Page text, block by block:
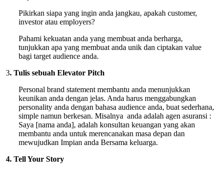
Pikirkan siapa yang ingin anda jangkau, apakah customer,
investor atau employers?
Pahami kekuatan anda yang membuat anda berharga,
tunjukkan apa yang membuat anda unik dan ciptakan value
bagi target audience anda.
3. Tulis sebuah Elevator Pitch
Personal brand statement membantu anda menunjukkan
keunikan anda dengan jelas. Anda harus menggabungkan
personality anda dengan bahasa audience anda, buat sederhana,
simple namun berkesan. Misalnya anda adalah agen asuransi :
Saya [nama anda], adalah konsultan keuangan yang akan
membantu anda untuk merencanakan masa depan dan
mewujudkan Impian anda Bersama keluarga.
4. Tell Your Story